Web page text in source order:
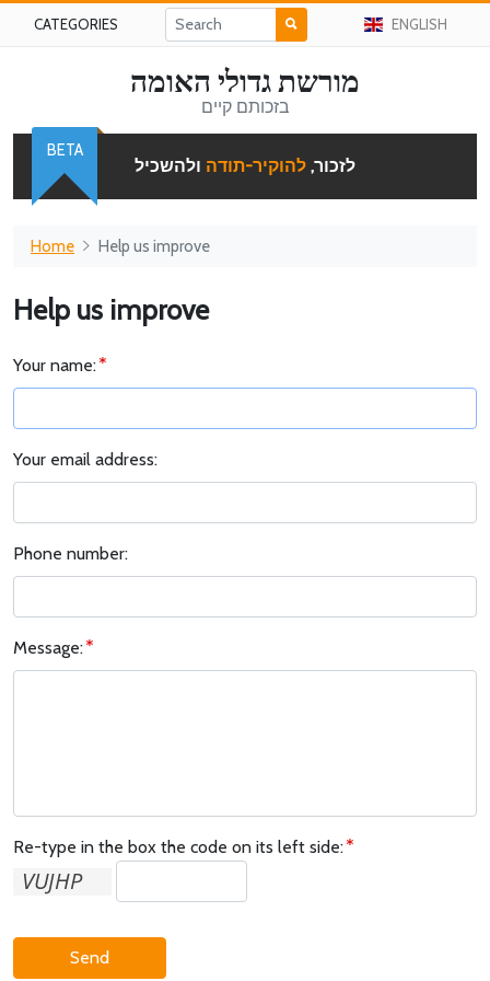
CATEGORIES ENGLISH
מורשת גדולי האומה
בזכותם קיים
לזכור, להוקיר-תודה ולהשכיל
BETA
Home Help us improve
Help us improve
Your name:
Your email address:
Phone number:
Message:
Re-type in the box the code on its left side:
Send